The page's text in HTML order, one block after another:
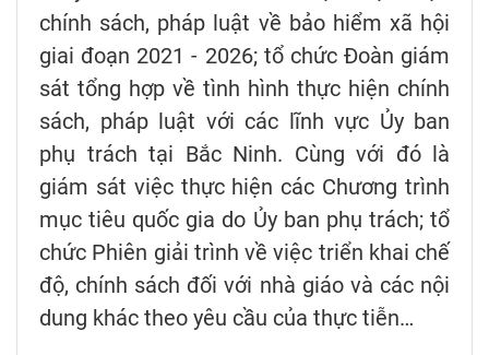
chính sách, pháp luật về bảo hiểm xã hội
giai đoạn 2021 - 2026; tổ chức Đoàn giám
sát tổng hợp về tình hình thực hiện chính
sách, pháp luật với các lĩnh vực Ủy ban
phụ trách tại Bắc Ninh. Cùng với đó là
giám sát việc thực hiện các Chương trình
mục tiêu quốc gia do Ủy ban phụ trách; tổ
chức Phiên giải trình về việc triển khai chế
độ, chính sách đối với nhà giáo và các nội
dung khác theo yêu cầu của thực tiễn…